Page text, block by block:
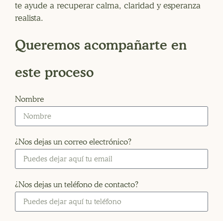
te ayude a recuperar calma, claridad y esperanza
realista.
Queremos acompañarte en
este proceso
Nombre
¿Nos dejas un correo electrónico?
¿Nos dejas un teléfono de contacto?